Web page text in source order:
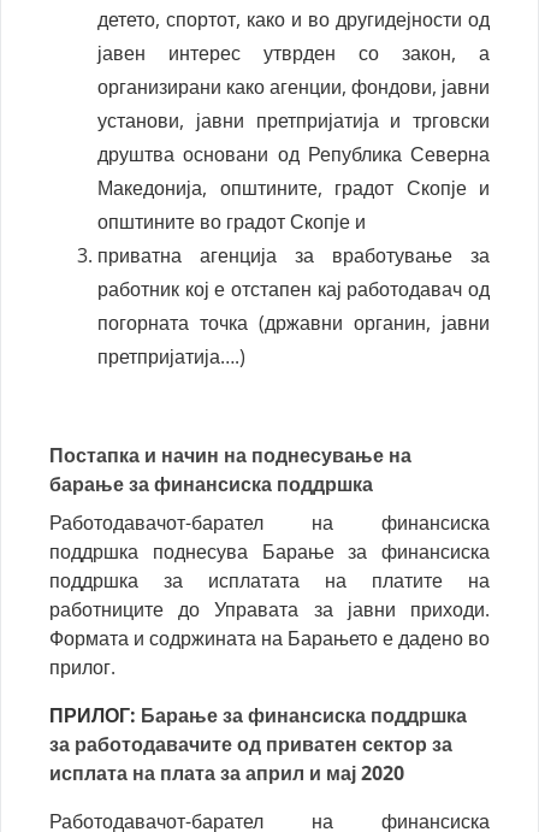
детето, спортот, како и во другидејности од
јавен интерес утврден со закон, а
организирани како агенции, фондови, јавни
установи, јавни претпријатија и трговски
друштва основани од Република Северна
Македонија, општините, градот Скопје и
општините во градот Скопје и
приватна агенција за вработување за
работник кој е отстапен кај работодавач од
погорната точка (државни органин, јавни
претпријатија….)
Постапка и начин на поднесување на
барање за финансиска поддршка
Работодавачот-барател на финансиска
поддршка поднесува Барање за финансиска
поддршка за исплатата на платите на
работниците до Управата за јавни приходи.
Формата и содржината на Барањето е дадено во
прилог.
ПРИЛОГ: Барање за финансиска поддршка
за работодавачите од приватен сектор за
исплата на плата за април и мај 2020
Работодавачот-барател на финансиска